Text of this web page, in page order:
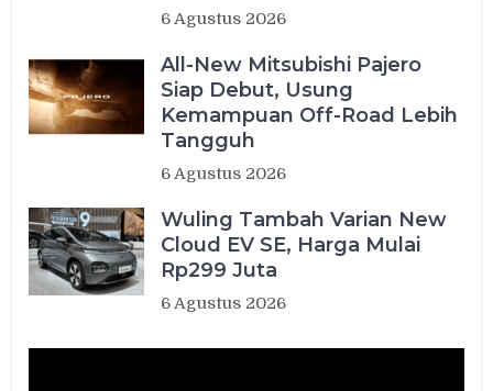
6 Agustus 2026
All-New Mitsubishi Pajero
Siap Debut, Usung
Kemampuan Off-Road Lebih
Tangguh
6 Agustus 2026
Wuling Tambah Varian New
Cloud EV SE, Harga Mulai
Rp299 Juta
6 Agustus 2026